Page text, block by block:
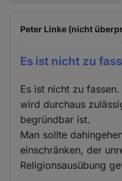
Peter Linke (nicht
Es ist nicht zu
Es ist nicht zu
wird durchaus
begründbar ist.
Man sollte
einschränken, der
Religionsausübung